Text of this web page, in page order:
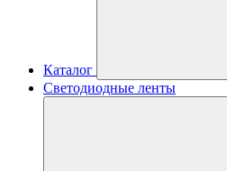
Каталог
Светодиодные ленты